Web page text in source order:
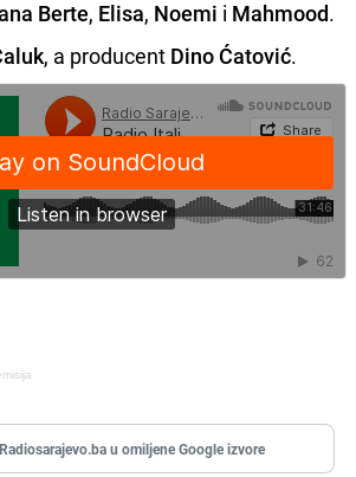
Berte, Elisa, Noemi i Mahmood.
, a producent Dino Ćatović.
u omiljene Google izvore